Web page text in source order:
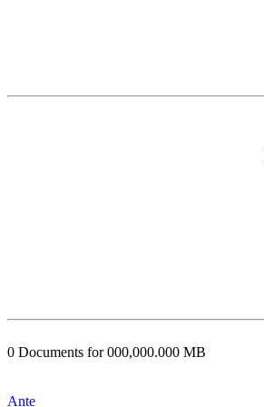
0 Documents for 000,000.000 MB
Ante